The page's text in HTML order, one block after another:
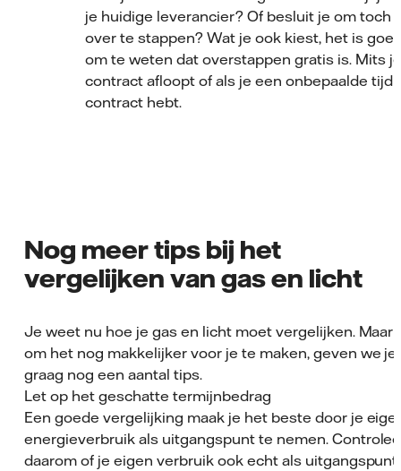
je huidige leverancier? Of besluit je om toch
over te stappen? Wat je ook kiest, het is
om te weten dat overstappen gratis is. Mits je
contract afloopt of als je een onbepaalde tijd
contract hebt.
Nog meer tips bij het
vergelijken van gas en licht
Je weet nu hoe je gas en licht moet vergelijken. Maar
om het nog makkelijker voor je te maken, geven we je
graag nog een aantal tips.
Let op het geschatte termijnbedrag
Een goede vergelijking maak je het beste door je
energieverbruik als uitgangspunt te nemen.
daarom of je eigen verbruik ook echt als uitgangspunt